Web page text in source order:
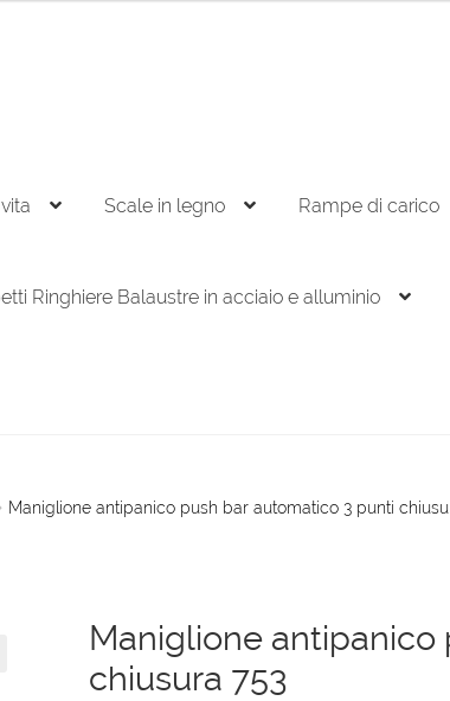
Scale in legno Rampe di carico
Ringhiere Balaustre in acciaio e alluminio
Maniglione antipanico push bar automatico 3 punti
Maniglione
chiusura 753